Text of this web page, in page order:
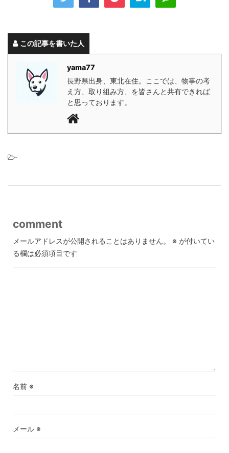
この記事を書いた人
yama77
長野県出身、東北在住。ここでは、物事の考
え方、取り組み方、を皆さんと共有できれば
と思っております。
-
comment
メールアドレスが公開されることはありません。 ※ が付いてい
る欄は必須項目です
名前 ※
メール ※